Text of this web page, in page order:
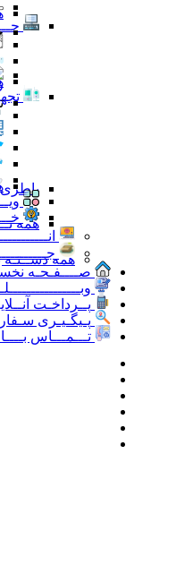
همه
همه دســتـه
صــــفـحـه
پــرداخـت
پـیگـیـری
تـــمـــاس